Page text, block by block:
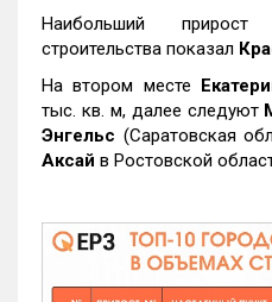
Наибольший
строительства показал
На втором месте
тыс. кв. м, далее следуют
Энгельс (Саратовская
Аксай в Ростовской